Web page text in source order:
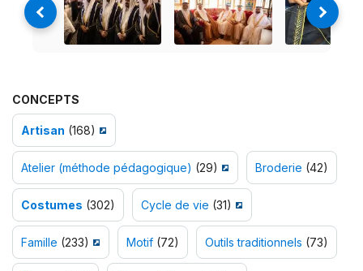
CONCEPTS
Artisan (168)
Atelier (méthode pédagogique) (29) Broderie (42)
Costumes (302) Cycle de vie (31)
Famille (233) Motif (72) Outils traditionnels (73)